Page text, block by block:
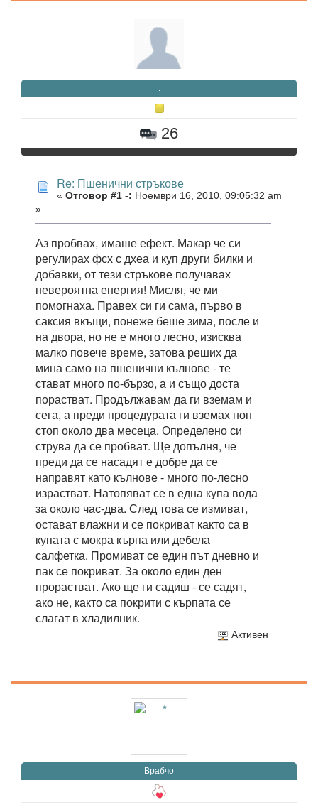
.
26
Re: Пшенични стръкове
« Отговор #1 -: Ноември 16, 2010, 09:05:32 am
»
Аз пробвах, имаше ефект. Макар че си
регулирах фсх с дхеа и куп други билки и
добавки, от тези стръкове получавах
невероятна енергия! Мисля, че ми
помогнаха. Правех си ги сама, първо в
саксия вкъщи, понеже беше зима, после и
на двора, но не е много лесно, изисква
малко повече време, затова реших да
мина само на пшенични кълнове - те
стават много по-бързо, а и също доста
порастват. Продължавам да ги вземам и
сега, а преди процедурата ги вземах нон
стоп около два месеца. Определено си
струва да се пробват. Ще допълня, че
преди да се насадят е добре да се
направят като кълнове - много по-лесно
израстват. Натопяват се в една купа вода
за около час-два. След това се измиват,
остават влажни и се покриват както са в
купата с мокра кърпа или дебела
салфетка. Промиват се един път дневно и
пак се покриват. За около един ден
прорастват. Ако ще ги садиш - се садят,
ако не, както са покрити с кърпата се
слагат в хладилник.
Активен
Врабчо